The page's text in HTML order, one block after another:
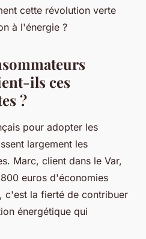
cette révolution verte
à l'énergie ?
ils ces
?
pour adopter les
largement les
Marc, client dans le Var,
euros d'économies
c'est la fierté de contribuer
énergétique qui